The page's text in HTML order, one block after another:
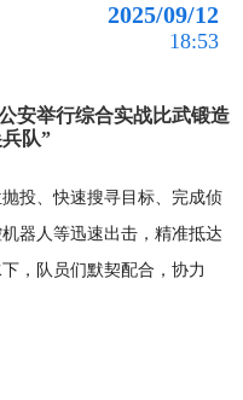
2025/09/12
18:53
安举行综合实战比武锻造
队”
投、快速搜寻目标、完成侦
器人等迅速出击，精准抵达
，队员们默契配合，协力